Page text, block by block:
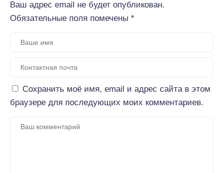
Ваш адрес email не будет опубликован.
Обязательные поля помечены *
Сохранить моё имя, email и адрес сайта в этом
браузере для последующих моих комментариев.